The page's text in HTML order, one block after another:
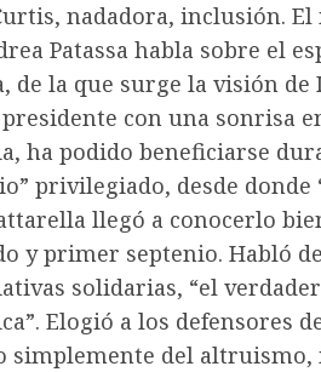
nadadora, inclusión. El
Patassa habla sobre el
de la que surge la visión de
con una sonrisa
ha podido beneficiarse
privilegiado, desde donde
llegó a conocerlo
y primer septenio. Habló
solidarias, “el
Elogió a los defensores
simplemente del altruismo,